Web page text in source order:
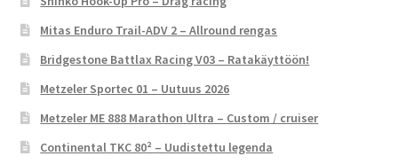
Mitas Enduro Trail-ADV 2 – Allround rengas
Bridgestone Battlax Racing V03 – Ratakäyttöön!
Metzeler Sportec 01 – Uutuus 2026
Metzeler ME 888 Marathon Ultra – Custom / cruiser
Continental TKC 80² – Uudistettu legenda